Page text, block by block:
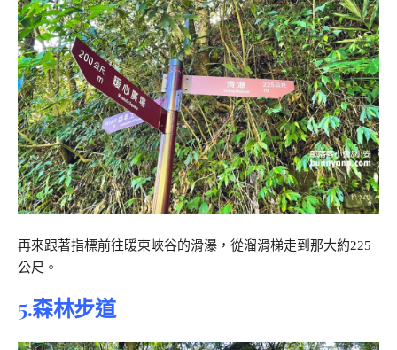
再來跟著指標前往暖東峽谷的滑瀑，從溜滑梯走到那大約225
公尺。
5.森林步道